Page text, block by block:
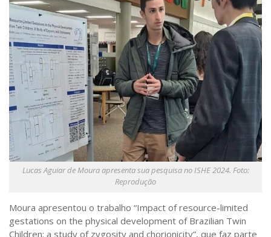
Commentor
Lançamento
Psico-HQ
Dossiês
Gênero
Alfabetização
Transtorno do Espectro Autista
Contato
Quem somos
Lucas Aguiar de Moura apresenta sua pesquisa no ISHE 2024. Foto:
Reprodução
Moura apresentou o trabalho “Impact of resource-limited
gestations on the physical development of Brazilian Twin
Children: a study of zygosity and chorionicity”, que faz parte